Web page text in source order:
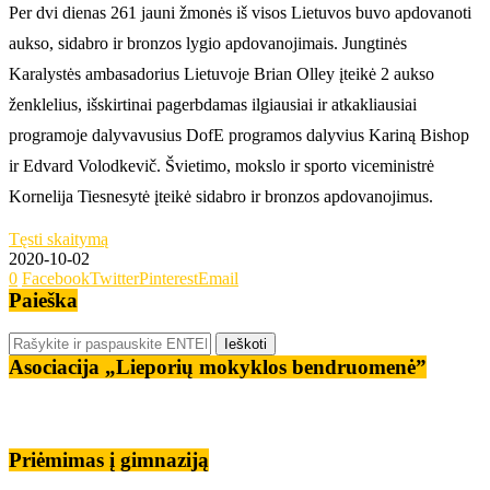
Per dvi dienas 261 jauni žmonės iš visos Lietuvos buvo apdovanoti
aukso, sidabro ir bronzos lygio apdovanojimais. Jungtinės
Karalystės ambasadorius Lietuvoje Brian Olley įteikė 2 aukso
ženklelius, išskirtinai pagerbdamas ilgiausiai ir atkakliausiai
programoje dalyvavusius DofE programos dalyvius Kariną Bishop
ir Edvard Volodkevič. Švietimo, mokslo ir sporto viceministrė
Kornelija Tiesnesytė įteikė sidabro ir bronzos apdovanojimus.
Tęsti skaitymą
2020-10-02
0 FacebookTwitterPinterestEmail
Paieška
Asociacija „Lieporių mokyklos bendruomenė”
Priėmimas į gimnaziją